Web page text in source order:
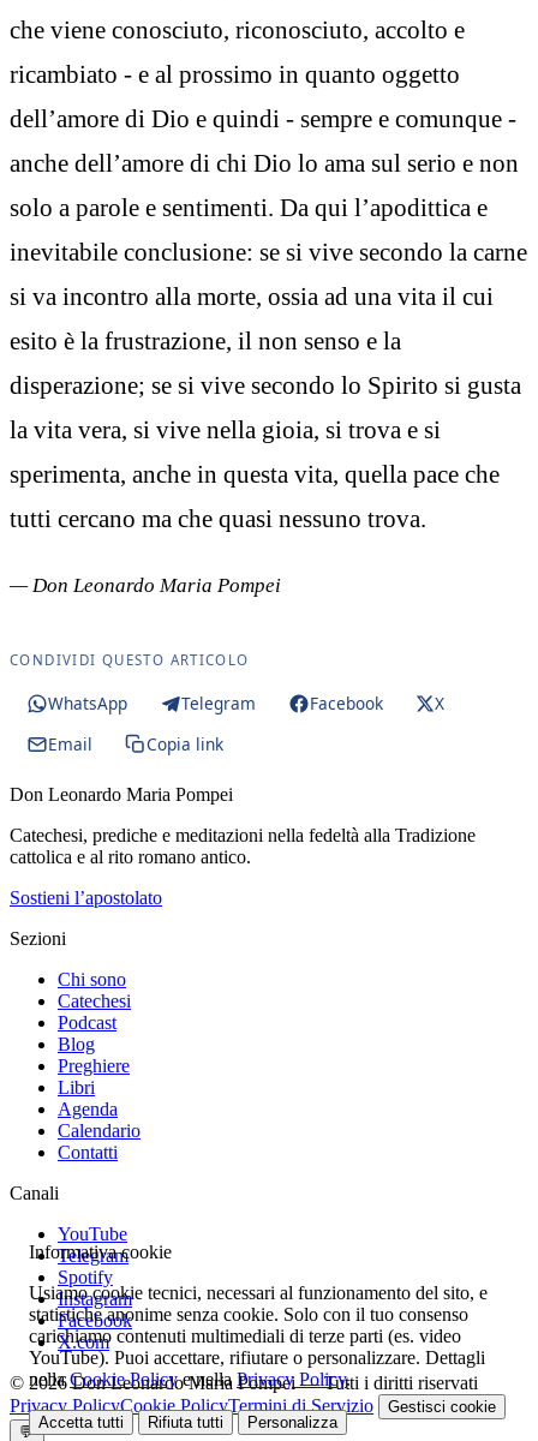
che viene conosciuto, riconosciuto, accolto e
ricambiato - e al prossimo in quanto oggetto
dell’amore di Dio e quindi - sempre e comunque -
anche dell’amore di chi Dio lo ama sul serio e non
solo a parole e sentimenti. Da qui l’apodittica e
inevitabile conclusione: se si vive secondo la carne
si va incontro alla morte, ossia ad una vita il cui
esito è la frustrazione, il non senso e la
disperazione; se si vive secondo lo Spirito si gusta
la vita vera, si vive nella gioia, si trova e si
sperimenta, anche in questa vita, quella pace che
tutti cercano ma che quasi nessuno trova.
— Don Leonardo Maria Pompei
CONDIVIDI QUESTO ARTICOLO
WhatsApp Telegram Facebook
X
Email
Copia link
Don Leonardo Maria Pompei
Catechesi, prediche e meditazioni nella fedeltà alla Tradizione
cattolica e al rito romano antico.
Sostieni l’apostolato
Sezioni
Chi sono
Catechesi
Podcast
Blog
Preghiere
Libri
Agenda
Calendario
Contatti
Canali
YouTube
Telegram
Spotify
Instagram
Facebook
X.com
© 2026 Don Leonardo Maria Pompei — Tutti i diritti riservati
Privacy PolicyCookie PolicyTermini di Servizio Gestisci cookie
Informativa cookie
Usiamo cookie tecnici, necessari al funzionamento del sito, e
statistiche anonime senza cookie. Solo con il tuo consenso
carichiamo contenuti multimediali di terze parti (es. video
YouTube). Puoi accettare, rifiutare o personalizzare. Dettagli
nellaCookie Policye nella Privacy Policy.
Accetta tutti Rifiuta tutti Personalizza
💬